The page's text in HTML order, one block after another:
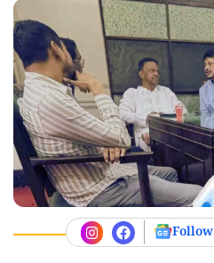
Follow